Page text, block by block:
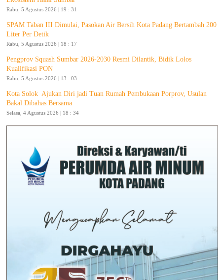
Rabu, 5 Agustus 2026 | 19 : 31
SPAM Taban III Dimulai, Pasokan Air Bersih Kota Padang Bertambah 200
Liter Per Detik
Rabu, 5 Agustus 2026 | 18 : 17
Pengprov Squash Sumbar 2026-2030 Resmi Dilantik, Bidik Lolos
Kualifikasi PON
Rabu, 5 Agustus 2026 | 13 : 03
Kota Solok Ajukan Diri jadi Tuan Rumah Pembukaan Porprov, Usulan
Bakal Dibahas Bersama
Selasa, 4 Agustus 2026 | 18 : 34